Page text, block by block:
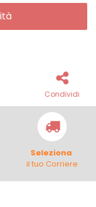
Condividi
Seleziona
il tuo Corriere